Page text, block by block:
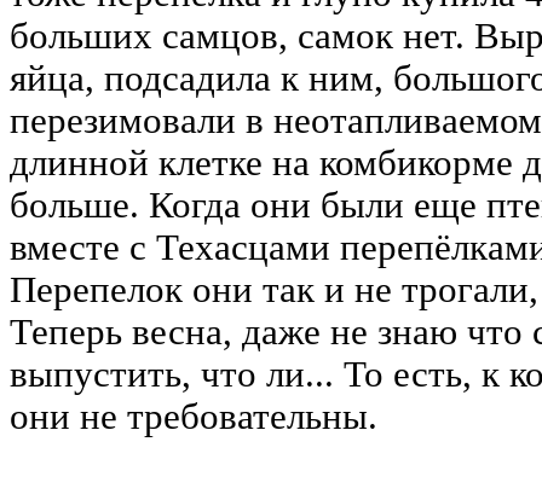
больших самцов, самок нет.
яйца, подсадила к ним,
перезимовали в
длинной клетке на комбикорме
больше. Когда они были еще
вместе с Техасцами
Перепелок они так и не
Теперь весна, даже не знаю что
выпустить, что ли... То есть, к
они не требовательны.